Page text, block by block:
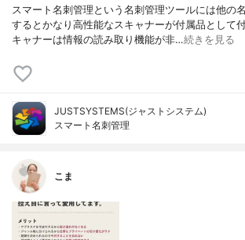
スマート名刺管理という名刺管理ツールには他の
するとかなり高性能なスキャナーが付属品として
キャナーは情報の読み取り機能が非…続きを見る
JUSTSYSTEMS(ジャストシステム)
スマート名刺管理
こま